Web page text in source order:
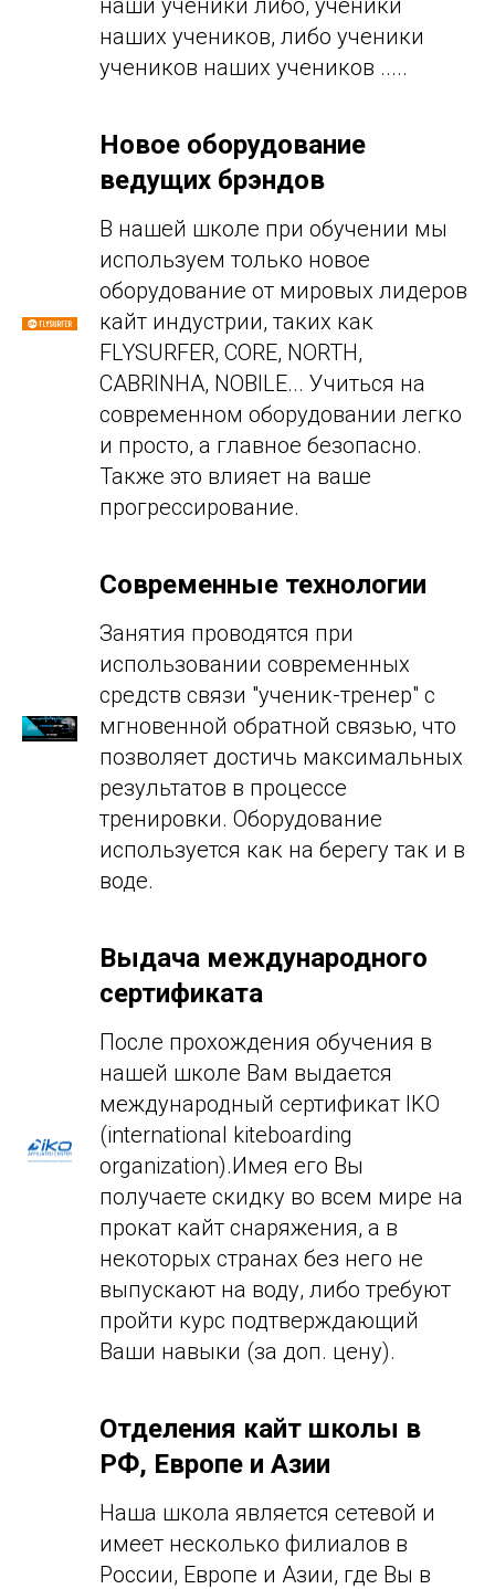
наши ученики либо, ученики
наших учеников, либо ученики
учеников наших учеников .....
Новое оборудование
ведущих брэндов
В нашей школе при обучении мы
используем только новое
оборудование от мировых лидеров
кайт индустрии, таких как
FLYSURFER, CORE, NORTH,
CABRINHA, NOBILE... Учиться на
современном оборудовании легко
и просто, а главное безопасно.
Также это влияет на ваше
прогрессирование.
Современные технологии
Занятия проводятся при
использовании современных
средств связи "ученик-тренер" с
мгновенной обратной связью, что
позволяет достичь максимальных
результатов в процессе
тренировки. Оборудование
используется как на берегу так и в
воде.
Выдача международного
сертификата
После прохождения обучения в
нашей школе Вам выдается
международный сертификат IKO
(international kiteboarding
organization).Имея его Вы
получаете скидку во всем мире на
прокат кайт снаряжения, а в
некоторых странах без него не
выпускают на воду, либо требуют
пройти курс подтверждающий
Ваши навыки (за доп. цену).
Отделения кайт школы в
РФ, Европе и Азии
Наша школа является сетевой и
имеет несколько филиалов в
России, Европе и Азии, где Вы в